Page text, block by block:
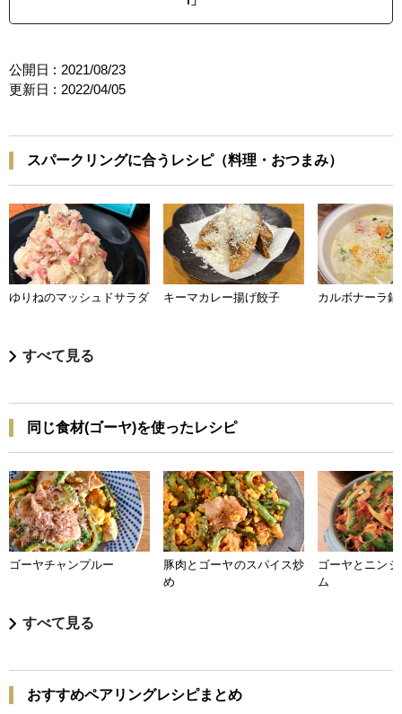
公開日 : 2021/08/23
更新日 : 2022/04/05
スパークリングに合うレシピ（料理・おつまみ）
ゆりねのマッシュドサラダ キーマカレー揚げ餃子 カルボナーラ鍋
すべて見る
同じ食材(ゴーヤ)を使ったレシピ
ゴーヤチャンプルー
豚肉とゴーヤのスパイス炒
め
ゴーヤとニン
ム
すべて見る
おすすめペアリングレシピまとめ